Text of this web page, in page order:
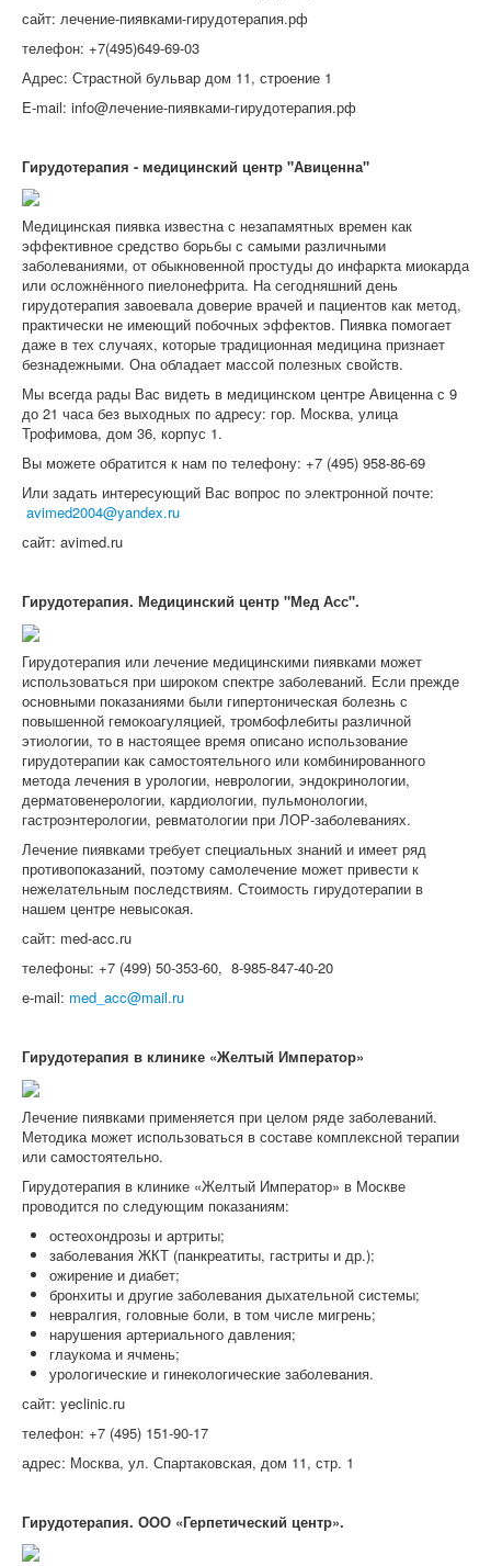
сайт: лечение-пиявками-гирудотерапия.рф
телефон: +7(495)649-69-03
Адрес: Страстной бульвар дом 11, строение 1
E-mail: info@лечение-пиявками-гирудотерапия.рф
Гирудотерапия - медицинский центр "Авиценна"
Медицинская пиявка известна с незапамятных времен как
эффективное средство борьбы с самыми различными
заболеваниями, от обыкновенной простуды до инфаркта миокарда
или осложнённого пиелонефрита. На сегодняшний день
гирудотерапия завоевала доверие врачей и пациентов как метод,
практически не имеющий побочных эффектов. Пиявка помогает
даже в тех случаях, которые традиционная медицина признает
безнадежными. Она обладает массой полезных свойств.
Мы всегда рады Вас видеть в медицинском центре Авиценна с 9
до 21 часа без выходных по адресу: гор. Москва, улица
Трофимова, дом 36, корпус 1.
Вы можете обратится к нам по телефону: +7 (495) 958-86-69
Или задать интересующий Вас вопрос по электронной почте:
avimed2004@yandex.ru
сайт: avimed.ru
Гирудотерапия. Медицинский центр "Мед Асс".
Гирудотерапия или лечение медицинскими пиявками может
использоваться при широком спектре заболеваний. Если прежде
основными показаниями были гипертоническая болезнь с
повышенной гемокоагуляцией, тромбофлебиты различной
этиологии, то в настоящее время описано использование
гирудотерапии как самостоятельного или комбинированного
метода лечения в урологии, неврологии, эндокринологии,
дерматовенерологии, кардиологии, пульмонологии,
гастроэнтерологии, ревматологии при ЛОР-заболеваниях.
Лечение пиявками требует специальных знаний и имеет ряд
противопоказаний, поэтому самолечение может привести к
нежелательным последствиям. Стоимость гирудотерапии в
нашем центре невысокая.
сайт: med-acc.ru
телефоны: +7 (499) 50-353-60, 8-985-847-40-20
e-mail: med_acc@mail.ru
Гирудотерапия в клинике «Желтый Император»
Лечение пиявками применяется при целом ряде заболеваний.
Методика может использоваться в составе комплексной терапии
или самостоятельно.
Гирудотерапия в клинике «Желтый Император» в Москве
проводится по следующим показаниям:
остеохондрозы и артриты;
заболевания ЖКТ (панкреатиты, гастриты и др.);
ожирение и диабет;
бронхиты и другие заболевания дыхательной системы;
невралгия, головные боли, в том числе мигрень;
нарушения артериального давления;
глаукома и ячмень;
урологические и гинекологические заболевания.
сайт: yeclinic.ru
телефон: +7 (495) 151-90-17
адрес: Москва, ул. Спартаковская, дом 11, стр. 1
Гирудотерапия. ООО «Герпетический центр».